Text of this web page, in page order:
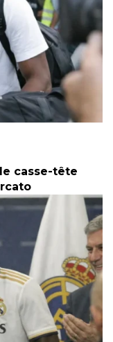
casse-tête